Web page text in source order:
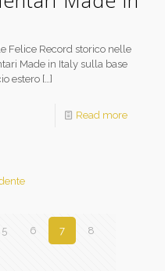
Felice Record storico nelle
Made in Italy sulla base
estero […]
Read more
5 6 7 8